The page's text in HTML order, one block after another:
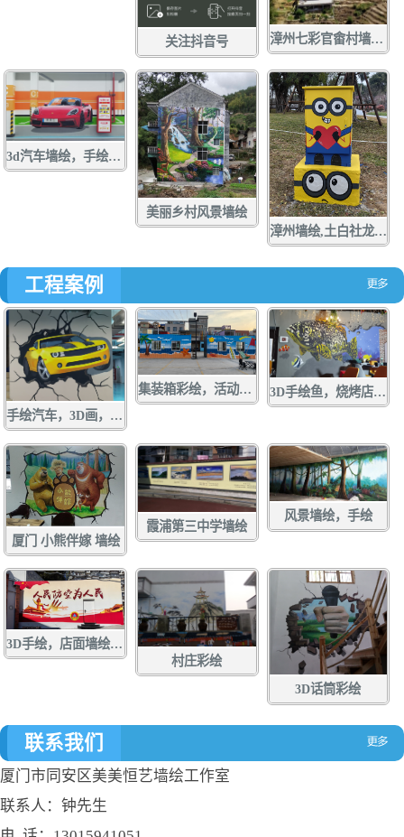
关注抖音号 漳州七彩官畬村墙绘，手绘，壁画，彩绘
3d汽车墙绘，手绘，壁画，彩绘
美丽乡村风景墙绘
漳州墙绘,土白社龙舟文化中心墙绘，龙江游手绘，亲水营地彩绘，龙江岁月壁画,配电箱彩绘，手绘，壁画，涂鸦
工程案例
手绘汽车，3D画，墙绘，壁画，彩绘
集装箱彩绘，活动板房手绘，货箱涂鸦，墙绘，壁画 3D手绘鱼，烧烤店墙绘，店面涂鸦，立体画彩绘
厦门 小熊伴嫁 墙绘
霞浦第三中学墙绘
风景墙绘，手绘
3D手绘，店面墙绘，店面涂鸦，立体画彩绘，壁画
村庄彩绘
3D话筒彩绘
联系我们
厦门市同安区美美恒艺墙绘工作室
联系人：钟先生